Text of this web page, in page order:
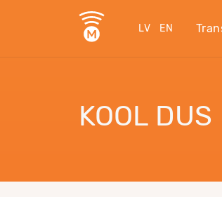
LV EN
KOOL DUS